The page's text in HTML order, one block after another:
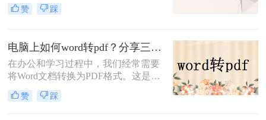
活，但PDF文件的格式稳定性和可移
件转换为PDF文件以满足不同的需
求。那么怎么在线word转pdf​呢？接下
来，我将详细介绍几种在线方式来帮
助您完成这个任务。
赞 踩
电脑上如何word转pdf？分享三种简单实用方法！
在办公和学习过程中，我们经常需要
将Word文档转换为PDF格式。这是因
为PDF格式的文件具有许多优点，如
跨平台、高兼容性、不易被修改等
赞 踩